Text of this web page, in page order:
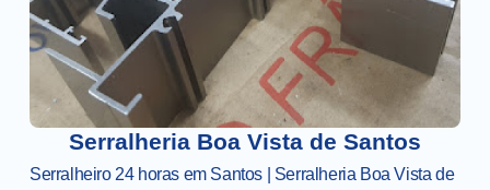
Serralheria Boa Vista de Santos
Serralheiro 24 horas em Santos | Serralheria Boa Vista de